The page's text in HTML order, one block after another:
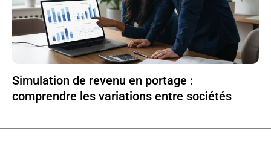
Simulation de revenu en portage :
comprendre les variations entre sociétés